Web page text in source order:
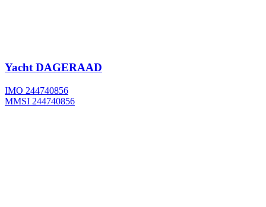
YachtDAGERAAD
IMO 244740856
MMSI 244740856